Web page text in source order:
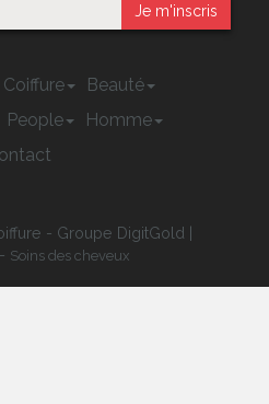
Je m'inscris
Coiffure
Beauté
People
Homme
- Groupe DigitGold |
- Soins des cheveux